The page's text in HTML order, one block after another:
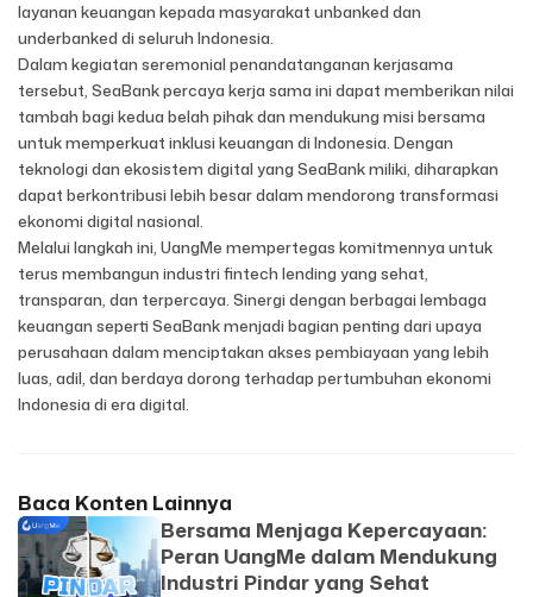
layanan keuangan kepada masyarakat unbanked dan
underbanked di seluruh Indonesia.
Dalam kegiatan seremonial penandatanganan kerjasama
tersebut, SeaBank percaya kerja sama ini dapat memberikan nilai
tambah bagi kedua belah pihak dan mendukung misi bersama
untuk memperkuat inklusi keuangan di Indonesia. Dengan
teknologi dan ekosistem digital yang SeaBank miliki, diharapkan
dapat berkontribusi lebih besar dalam mendorong transformasi
ekonomi digital nasional.
Melalui langkah ini, UangMe mempertegas komitmennya untuk
terus membangun industri fintech lending yang sehat,
transparan, dan terpercaya. Sinergi dengan berbagai lembaga
keuangan seperti SeaBank menjadi bagian penting dari upaya
perusahaan dalam menciptakan akses pembiayaan yang lebih
luas, adil, dan berdaya dorong terhadap pertumbuhan ekonomi
Indonesia di era digital.
Baca Konten Lainnya
Bersama Menjaga Kepercayaan:
Peran UangMe dalam Mendukung
Industri Pindar yang Sehat